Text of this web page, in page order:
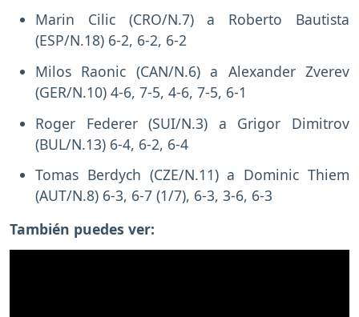
Marin Cilic (CRO/N.7) a Roberto Bautista
(ESP/N.18) 6-2, 6-2, 6-2
Milos Raonic (CAN/N.6) a Alexander Zverev
(GER/N.10) 4-6, 7-5, 4-6, 7-5, 6-1
Roger Federer (SUI/N.3) a Grigor Dimitrov
(BUL/N.13) 6-4, 6-2, 6-4
Tomas Berdych (CZE/N.11) a Dominic Thiem
(AUT/N.8) 6-3, 6-7 (1/7), 6-3, 3-6, 6-3
También puedes ver: